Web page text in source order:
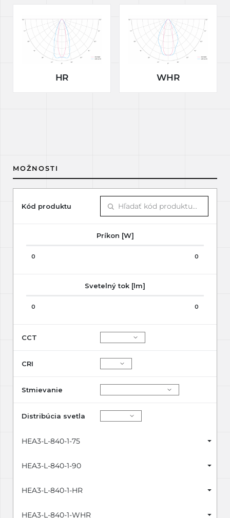
HR WHR
MOŽNOSTI
Kód produktu
Príkon [W]
0 0
Svetelný tok [lm]
0 0
CCT
CRI
Stmievanie
Distribúcia svetla
HEA3-L-840-1-75
HEA3-L-840-1-90
HEA3-L-840-1-HR
HEA3-L-840-1-WHR